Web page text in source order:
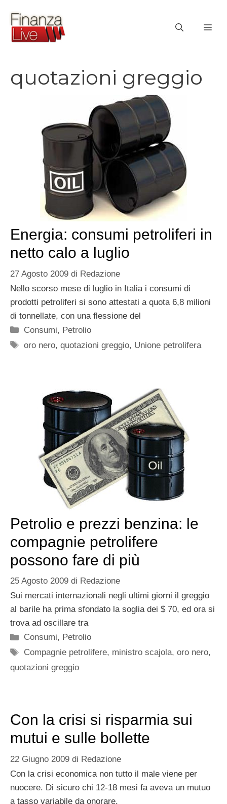
contenuto
quotazioni greggio
Energia: consumi petroliferi in
netto calo a luglio
27 Agosto 2009 di Redazione
Nello scorso mese di luglio in Italia i consumi di
prodotti petroliferi si sono attestati a quota 6,8 milioni
di tonnellate, con una flessione del
Categorie
Consumi, Petrolio
Tag
oro nero,quotazioni greggio, Unione petrolifera
Petrolio e prezzi benzina: le
compagnie petrolifere
possono fare di più
25 Agosto 2009 di Redazione
Sui mercati internazionali negli ultimi giorni il greggio
al barile ha prima sfondato la soglia dei $ 70, ed ora si
trova ad oscillare tra
Categorie
Consumi, Petrolio
Tag
Compagnie petrolifere, ministro scajola,oro nero,
quotazioni greggio
Con la crisi si risparmia sui
mutui e sulle bollette
22 Giugno 2009 di Redazione
Con la crisi economica non tutto il male viene per
nuocere. Di sicuro chi 12-18 mesi fa aveva un mutuo
a tasso variabile da onorare,